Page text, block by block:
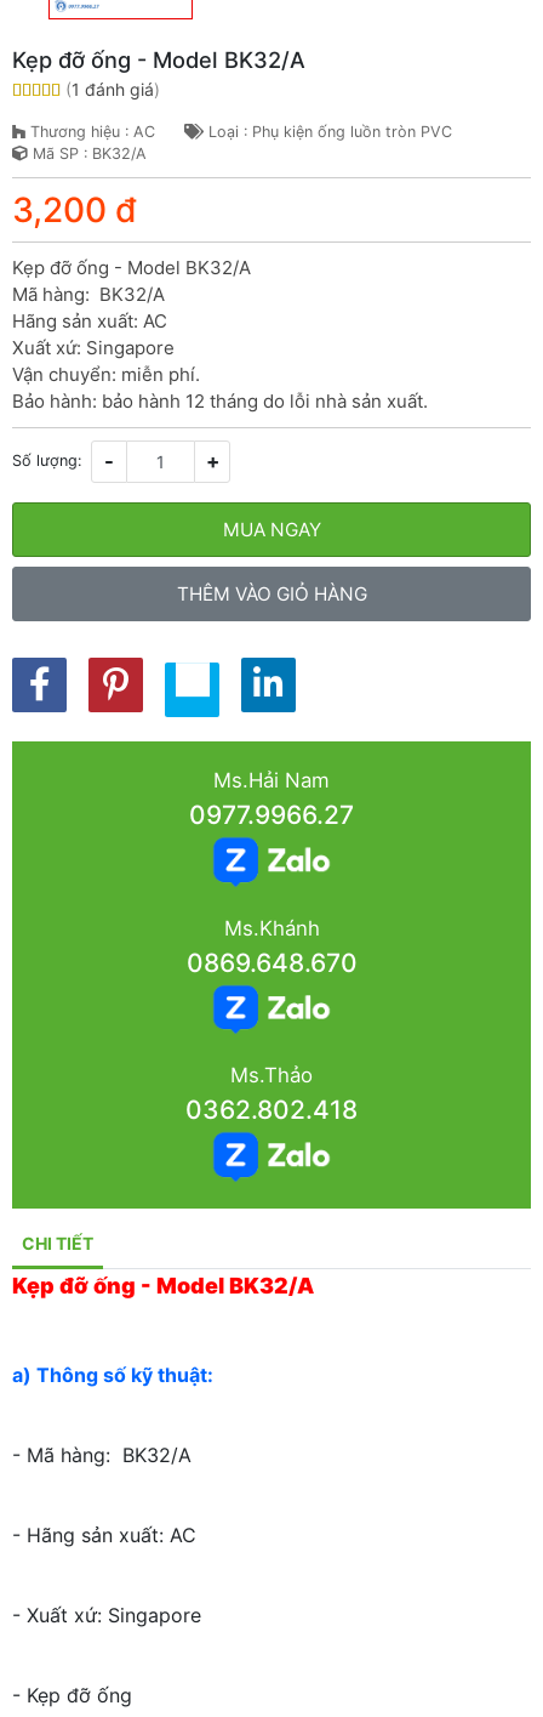
Kẹp đỡ ống - Model BK32/A
(1 đánh giá)
Thương hiệu : AC
Loại : Phụ kiện ống luồn tròn PVC
Mã SP : BK32/A
3,200 đ
Kẹp đỡ ống - Model BK32/A
Mã hàng:  BK32/A
Hãng sản xuất: AC
Xuất xứ: Singapore
Vận chuyển: miễn phí.
Bảo hành: bảo hành 12 tháng do lỗi nhà sản xuất.
Số lượng: - +
MUA NGAY
THÊM VÀO GIỎ HÀNG
Ms.Hải Nam
0977.9966.27
Ms.Khánh
0869.648.670
Ms.Thảo
0362.802.418
CHI TIẾT
Kẹp đỡ ống - Model BK32/A
a) Thông số kỹ thuật:
- Mã hàng: BK32/A
- Hãng sản xuất: AC
- Xuất xứ: Singapore
- Kẹp đỡ ống